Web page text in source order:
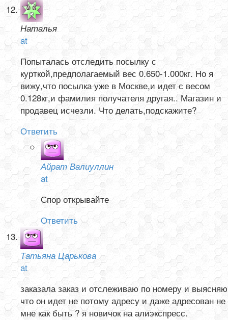
Наталья
at
Попыталась отследить посылку с
курткой,предполагаемый вес 0.650-1.000кг. Но я
вижу,что посылка уже в Москве,и идет с весом
0.128кг,и фамилия получателя другая.. Магазин и
продавец исчезли. Что делать,подскажите?
Ответить
Айрат Валиуллин
at
Спор открывайте
Ответить
Татьяна Царькова
at
заказала заказ и отслеживаю по номеру и выясняю
что он идет не потому адресу и даже адресован не
мне как быть ? я новичок на алиэкспресс.